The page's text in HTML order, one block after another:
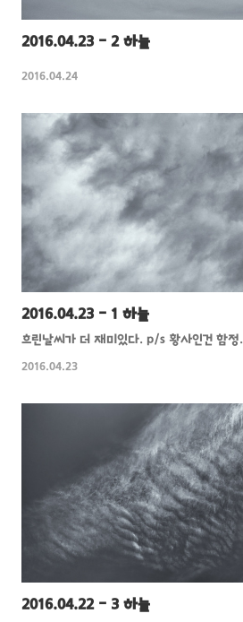
2016.04.23 - 2 하늘
2016.04.24
2016.04.23 - 1 하늘
흐린날씨가 더 재미있다. p/s 황사인건 함정.
2016.04.23
2016.04.22 - 3 하늘